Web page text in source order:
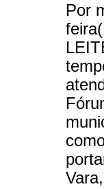
Por